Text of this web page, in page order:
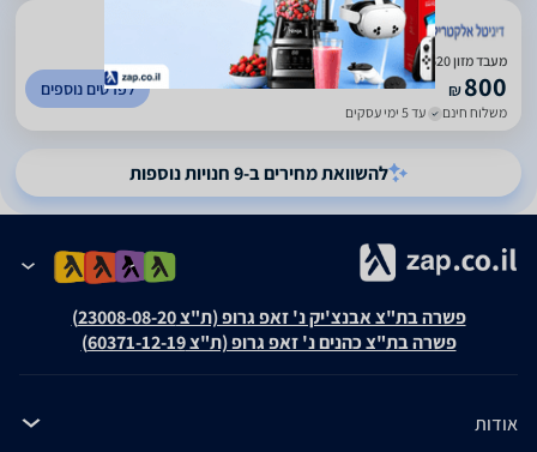
2.71
(
1509
)
מעבד מזון Bosch MC812W620 בוש
₪800
משלוח חינם עד 5 ימי עסקים
לפרטים נוספים
להשוואת מחירים ב-9 חנויות נוספות
פשרה בת"צ אבנצ'יק נ' זאפ גרופ (ת"צ 23008-08-20)
פשרה בת"צ כהנים נ' זאפ גרופ (ת"צ 60371-12-19)
אודות